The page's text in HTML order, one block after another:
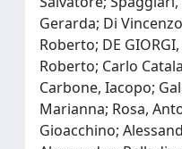
Gerarda; Di
Roberto; DE
Roberto; Carlo
Carbone, Iacopo;
Marianna; Rosa,
Gioacchino;